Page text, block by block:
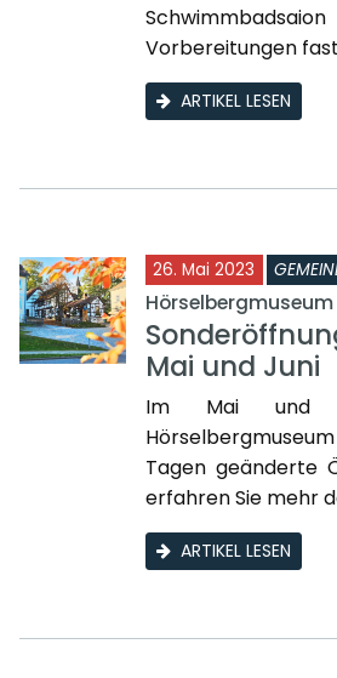
Vorbereitungen
ARTIKEL LESEN
26. Mai 2023
Hörselbergmuseum
Mai und Juni
Im Mai und
Tagen geänderte
erfahren Sie mehr
ARTIKEL LESEN